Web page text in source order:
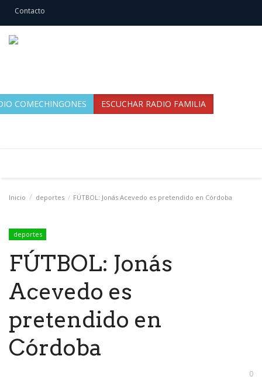
Contacto
COMECHINGONES ESCUCHAR RADIO FAMILIA
Inicio deportes FÚTBOL: Jonás Acevedo es pretendido en Córdoba
deportes
FÚTBOL: Jonás
Acevedo es
pretendido en
Córdoba
0